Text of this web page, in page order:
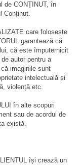
de CONȚINUT, în
Conținut.
care folosește
garantează că
că este împuternicit
autor pentru a
imaginile sunt
intelectuală și
violență etc.
în alte scopuri
sau de acordul de
există.
își crează un